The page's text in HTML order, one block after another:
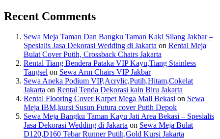
Recent Comments
Sewa Meja Taman Dan Bangku Taman Kaki Silang Jakbar –
Spesialis Jasa Dekorasi Wedding di Jakarta on Rental Meja
Bulat Cover Putih, Crossback Chairs Jakarta
Rental Tiang Bendera Pataka VIP Kayu,Tiang Stainless
Tangsel on Sewa Arm Chairs VIP Jakbar
Sewa Aneka Podium VIP,Acrylic,Putih,Hitam,Cokelat
Jakarta on Rental Tenda Dekorasi kain Biru Jakarta
Rental Flooring Cover Karpet Mega Mall Bekasi on Sewa
Meja IBM,kursi Susun Futura cover Putih Depok
Sewa Meja Bangku Taman Kayu Jati Area Bekasi – Spesialis
Jasa Dekorasi Wedding di Jakarta on Sewa Meja Bulat
D120,D160 Tebar Runner Putih,Gold Kursi Jakarta